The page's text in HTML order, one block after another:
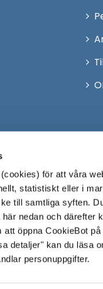
för att våra
statistiskt eller i
till samtliga syften.
nedan och därefter
öppna CookieBot
detaljer" kan du läsa
personuppgifter.